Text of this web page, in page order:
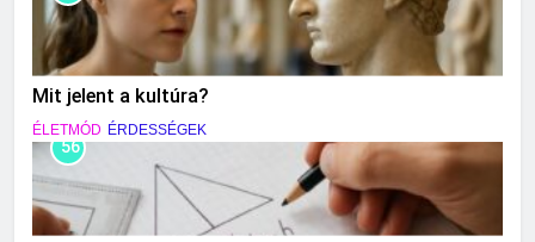
Mit jelent a kultúra?
ÉLETMÓD ÉRDESSÉGEK
56